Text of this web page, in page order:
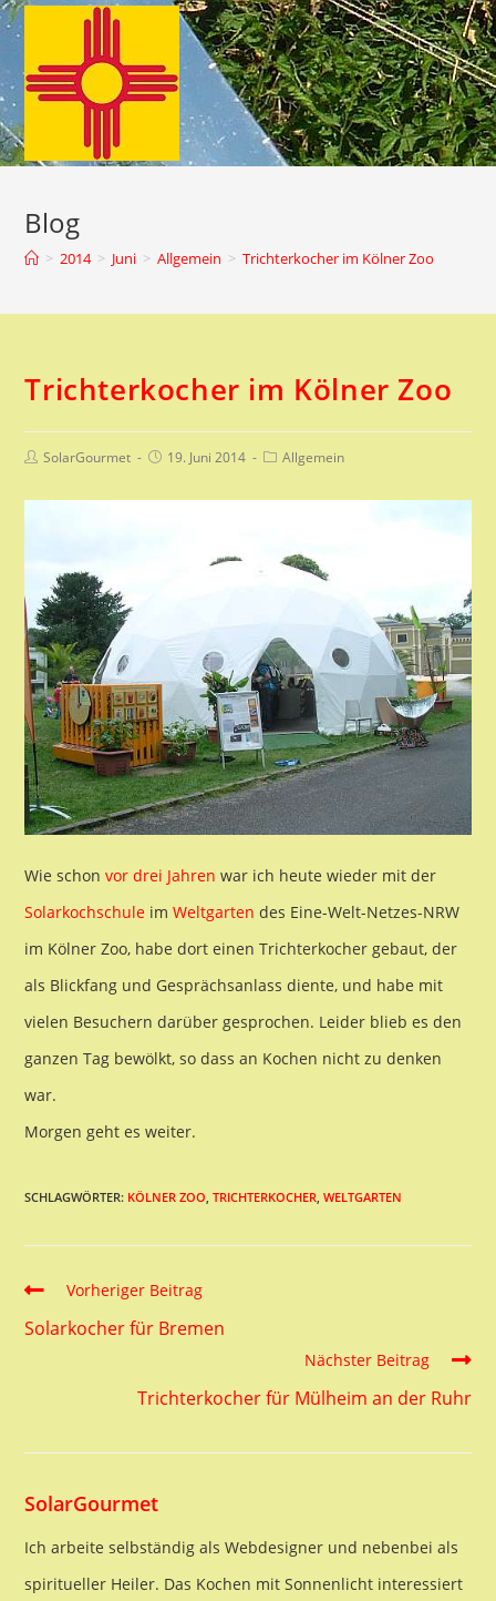
Zum
springen
Blog
> 2014 > Juni > Allgemein > Trichterkocher im Kölner Zoo
Trichterkocher im Kölner Zoo
Beitrags-
SolarGourmet
Beitrag19. Juni 2014
Beitrags-
Allgemein
Wie schonvor drei Jahren war ich heute wieder mit der
Solarkochschule imWeltgarten des Eine-Welt-Netzes-NRW
im Kölner Zoo, habe dort einen Trichterkocher gebaut, der
als Blickfang und Gesprächsanlass diente, und habe mit
vielen Besuchern darüber gesprochen. Leider blieb es den
ganzen Tag bewölkt, so dass an Kochen nicht zu denken
war.
Morgen geht es weiter.
SCHLAGWÖRTER: KÖLNER ZOO, TRICHTERKOCHER, WELTGARTEN
Read
more
Vorheriger Beitrag
Solarkocher für Bremen
Nächster Beitrag
Trichterkocher für Mülheim an der Ruhr
SolarGourmet
Ich arbeite selbständig als Webdesigner und nebenbei als
spiritueller Heiler. Das Kochen mit Sonnenlicht interessiert